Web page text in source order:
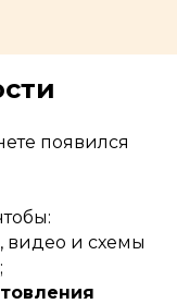
появился
видео и схемы
;